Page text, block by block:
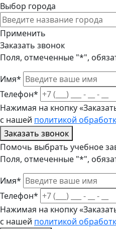
Выбор города
Применить
Заказать звонок
Поля, отмеченные "*",
Имя*
Телефон*
Нажимая на кнопку
с нашей политикой
Заказать звонок
Помочь выбрать учебное
Поля, отмеченные "*",
Имя*
Телефон*
Нажимая на кнопку
с нашей политикой